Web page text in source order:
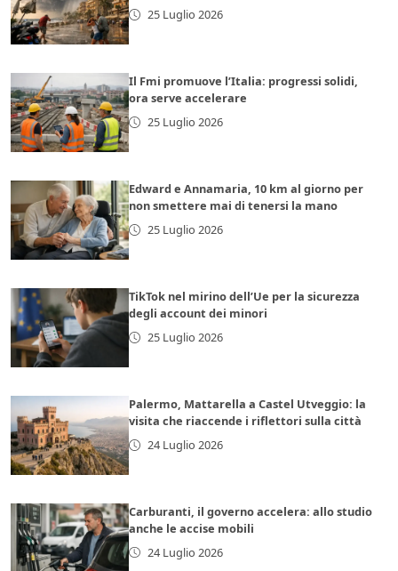
25 Luglio 2026
Il Fmi promuove l’Italia: progressi solidi,
ora serve accelerare
25 Luglio 2026
Edward e Annamaria, 10 km al giorno per
non smettere mai di tenersi la mano
25 Luglio 2026
TikTok nel mirino dell’Ue per la sicurezza
degli account dei minori
25 Luglio 2026
Palermo, Mattarella a Castel Utveggio: la
visita che riaccende i riflettori sulla città
24 Luglio 2026
Carburanti, il governo accelera: allo studio
anche le accise mobili
24 Luglio 2026